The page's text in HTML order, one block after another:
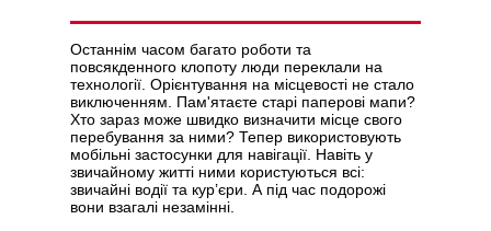
Останнім часом багато роботи та
повсякденного клопоту люди переклали на
технології. Орієнтування на місцевості не стало
виключенням. Пам'ятаєте старі паперові мапи?
Хто зараз може швидко визначити місце свого
перебування за ними? Тепер використовують
мобільні застосунки для навігації. Навіть у
звичайному житті ними користуються всі:
звичайні водії та кур’єри. А під час подорожі
вони взагалі незамінні.
Політикою конфіденційності